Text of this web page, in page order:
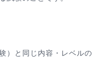
）と同じ内容・レベルの